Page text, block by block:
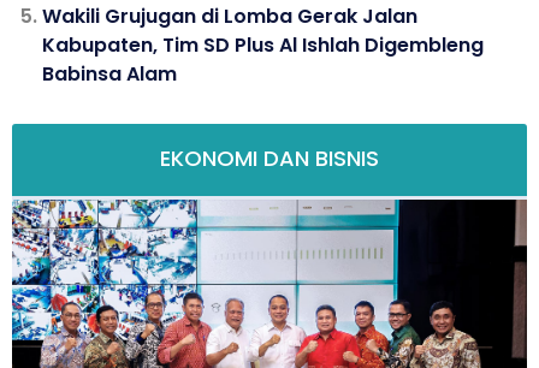
Wakili Grujugan di Lomba Gerak Jalan
Kabupaten, Tim SD Plus Al Ishlah Digembleng
Babinsa Alam
EKONOMI DAN BISNIS